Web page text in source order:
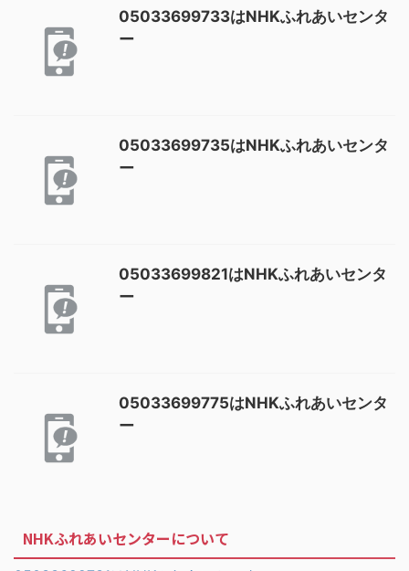
05033699733はNHKふれあいセンタ
ー
05033699735はNHKふれあいセンタ
ー
05033699821はNHKふれあいセンタ
ー
05033699775はNHKふれあいセンタ
ー
NHKふれあいセンターについて